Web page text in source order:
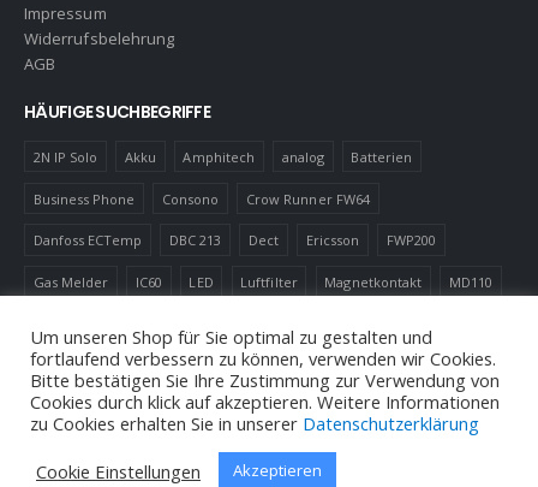
Impressum
Widerrufsbelehrung
AGB
HÄUFIGE SUCHBEGRIFFE
2N IP Solo Akku Amphitech analog Batterien
Business Phone Consono Crow Runner FW64
Danfoss ECTemp DBC 213 Dect Ericsson FWP200
Gas Melder IC60 LED Luftfilter Magnetkontakt MD110
Um unseren Shop für Sie optimal zu gestalten und
fortlaufend verbessern zu können, verwenden wir Cookies.
Bitte bestätigen Sie Ihre Zustimmung zur Verwendung von
Cookies durch klick auf akzeptieren. Weitere Informationen
zu Cookies erhalten Sie in unserer Datenschutzerklärung
Cookie Einstellungen
Akzeptieren